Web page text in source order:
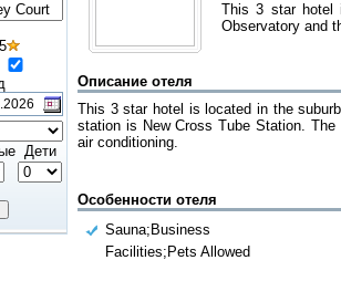
5
Дети
This 3 star hotel
Observatory and
Описание отеля
This 3 star hotel is located in the
station is New Cross Tube Station.
air conditioning.
Особенности отеля
Sauna;Business
Facilities;Pets Allowed